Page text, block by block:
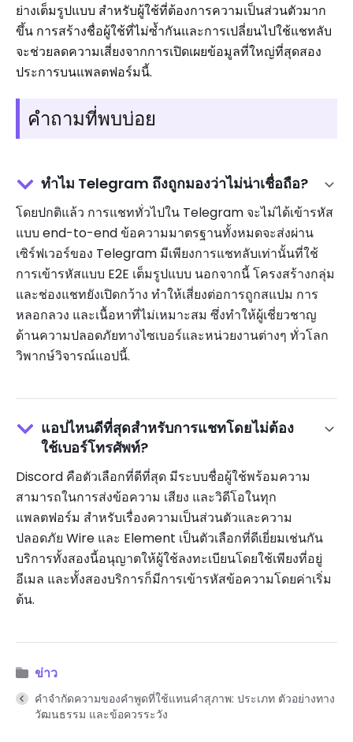
ย่างเต็มรูปแบบ สำหรับผู้ใช้ที่ต้องการความเป็นส่วนตัวมาก
ขึ้น การสร้างชื่อผู้ใช้ที่ไม่ซ้ำกันและการเปลี่ยนไปใช้แชทลับ
จะช่วยลดความเสี่ยงจากการเปิดเผยข้อมูลที่ใหญ่ที่สุดสอง
ประการบนแพลตฟอร์มนี้.
คำถามที่พบบ่อย
ทำไม Telegram ถึงถูกมองว่าไม่น่าเชื่อถือ?
โดยปกติแล้ว การแชททั่วไปใน Telegram จะไม่ได้เข้ารหัส
แบบ end-to-end ข้อความมาตรฐานทั้งหมดจะส่งผ่าน
เซิร์ฟเวอร์ของ Telegram มีเพียงการแชทลับเท่านั้นที่ใช้
การเข้ารหัสแบบ E2E เต็มรูปแบบ นอกจากนี้ โครงสร้างกลุ่ม
และช่องแชทยังเปิดกว้าง ทำให้เสี่ยงต่อการถูกสแปม การ
หลอกลวง และเนื้อหาที่ไม่เหมาะสม ซึ่งทำให้ผู้เชี่ยวชาญ
ด้านความปลอดภัยทางไซเบอร์และหน่วยงานต่างๆ ทั่วโลก
วิพากษ์วิจารณ์แอปนี้.
แอปไหนดีที่สุดสำหรับการแชทโดยไม่ต้อง
ใช้เบอร์โทรศัพท์?
Discord คือตัวเลือกที่ดีที่สุด มีระบบชื่อผู้ใช้พร้อมความ
สามารถในการส่งข้อความ เสียง และวิดีโอในทุก
แพลตฟอร์ม สำหรับเรื่องความเป็นส่วนตัวและความ
ปลอดภัย Wire และ Element เป็นตัวเลือกที่ดีเยี่ยมเช่นกัน
บริการทั้งสองนี้อนุญาตให้ผู้ใช้ลงทะเบียนโดยใช้เพียงที่อยู่
อีเมล และทั้งสองบริการก็มีการเข้ารหัสข้อความโดยค่าเริ่ม
ต้น.
ข่าว
คำจำกัดความของคำพูดที่ใช้แทนคำสุภาพ: ประเภท ตัวอย่างทาง
วัฒนธรรม และข้อควรระวัง